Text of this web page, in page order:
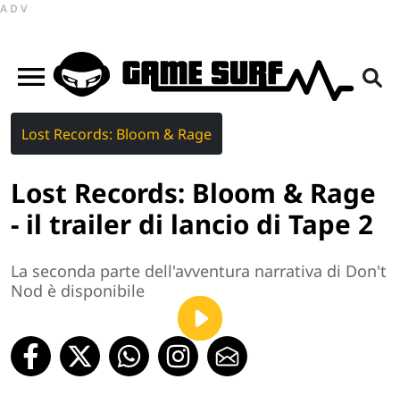
ADV
Lost Records: Bloom & Rage
Lost Records: Bloom & Rage
- il trailer di lancio di Tape 2
La seconda parte dell'avventura narrativa di Don't
Nod è disponibile